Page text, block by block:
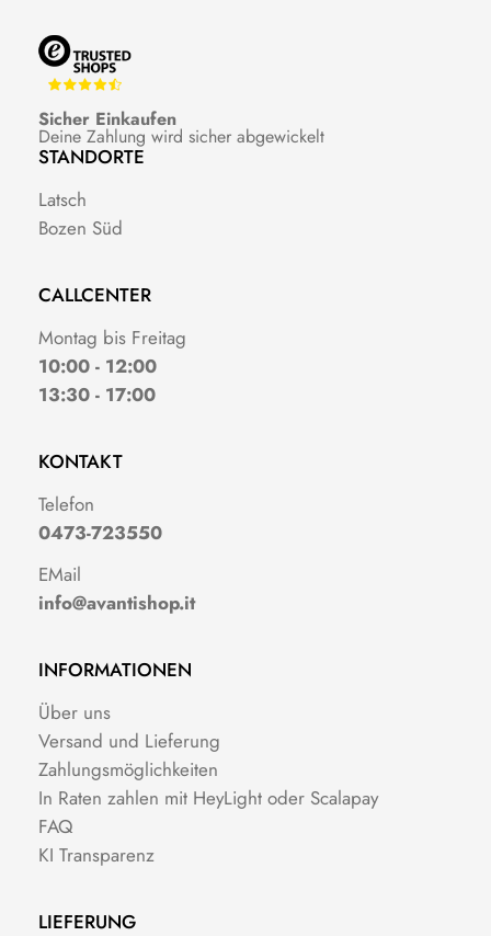
Sicher Einkaufen
Deine Zahlung wird sicher abgewickelt
STANDORTE
Latsch
Bozen Süd
CALLCENTER
Montag bis Freitag
10:00 - 12:00
13:30 - 17:00
KONTAKT
Telefon
0473-723550
EMail
info@avantishop.it
INFORMATIONEN
Über uns
Versand und Lieferung
Zahlungsmöglichkeiten
In Raten zahlen mit HeyLight oder Scalapay
FAQ
KI Transparenz
LIEFERUNG